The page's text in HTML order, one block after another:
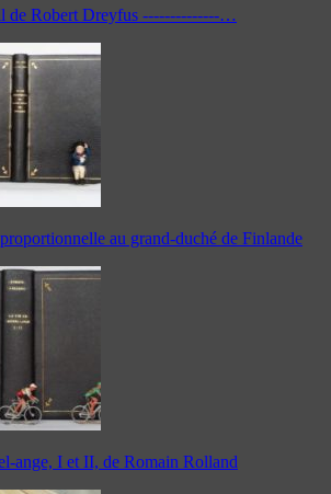
de Robert Dreyfus --------------…
au grand-duché de Finlande
ange, I et II, de Romain Rolland